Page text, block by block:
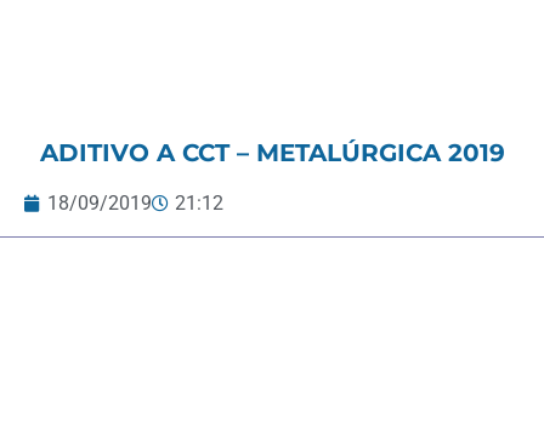
ADITIVO A CCT – METALÚRGICA 2019
18/09/2019 21:12